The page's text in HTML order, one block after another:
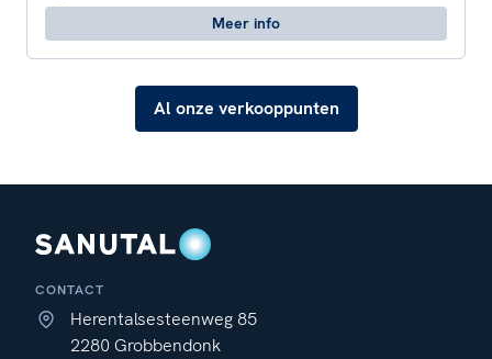
Meer info
Al onze verkooppunten
CONTACT
Herentalsesteenweg 85
2280 Grobbendonk